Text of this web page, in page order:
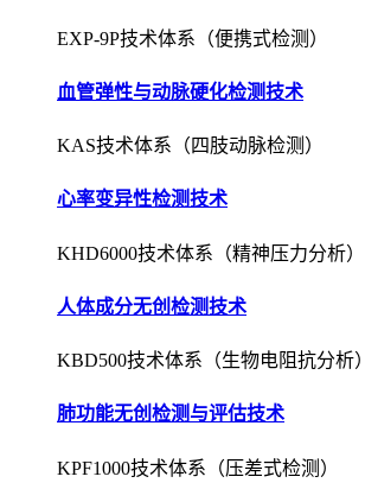
EXP-9P技术体系（便携式检测）
血管弹性与动脉硬化检测技术
KAS技术体系（四肢动脉检测）
心率变异性检测技术
KHD6000技术体系（精神压力分析）
人体成分无创检测技术
KBD500技术体系（生物电阻抗分析）
肺功能无创检测与评估技术
KPF1000技术体系（压差式检测）